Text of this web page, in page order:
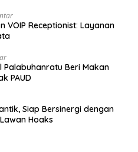
VOIP Receptionist: Layanan
Beri Makan
PAUD
Siap Bersinergi dengan
Hoaks